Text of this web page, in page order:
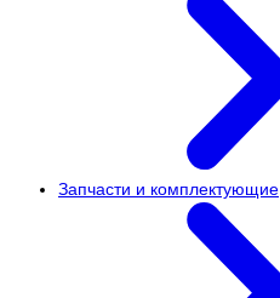
Запчасти и комплектующие